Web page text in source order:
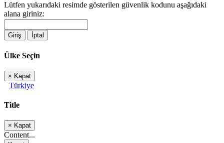
Lütfen yukarıdaki resimde gösterilen güvenlik kodunu aşağıdaki
alana giriniz:
Giriş İptal
Ülke Seçin
× Kapat
Türkiye
Title
× Kapat
Content...